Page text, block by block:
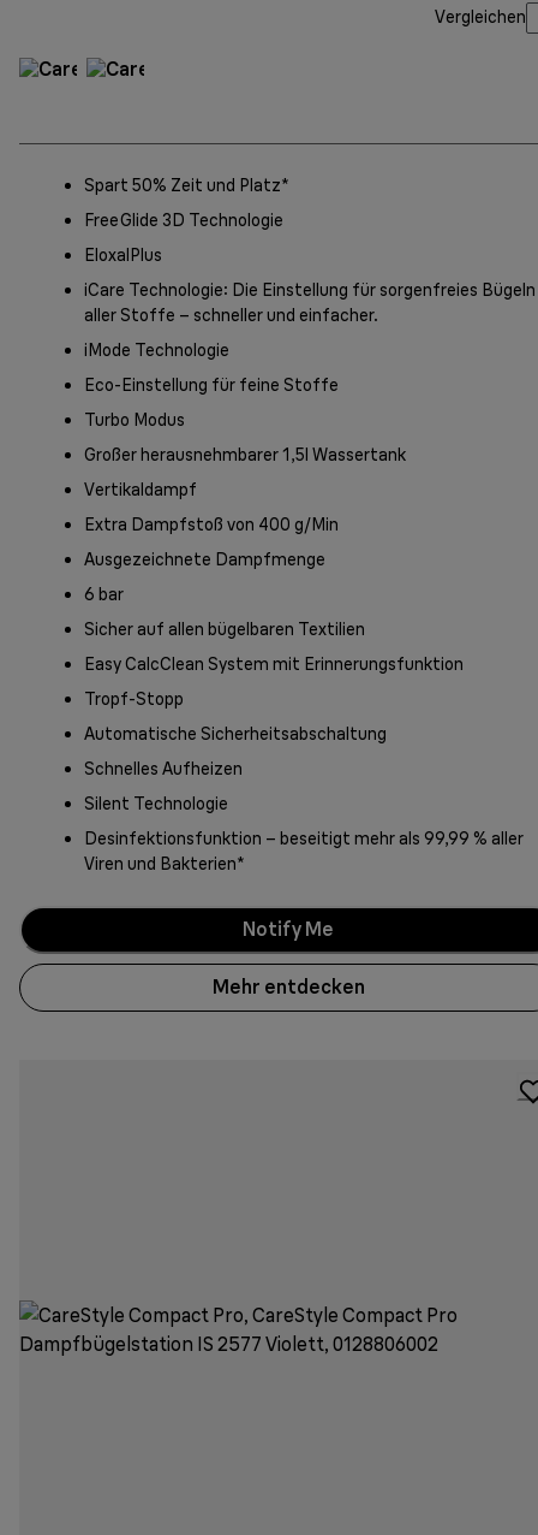
Vergleichen
Spart 50% Zeit und Platz*
FreeGlide 3D Technologie
EloxalPlus
iCare Technologie: Die Einstellung für sorgenfreies Bügeln
aller Stoffe – schneller und einfacher.
iMode Technologie
Eco-Einstellung für feine Stoffe
Turbo Modus
Großer herausnehmbarer 1,5l Wassertank
Vertikaldampf
Extra Dampfstoß von 400 g/Min
Ausgezeichnete Dampfmenge
6 bar
Sicher auf allen bügelbaren Textilien
Easy CalcClean System mit Erinnerungsfunktion
Tropf-Stopp
Automatische Sicherheitsabschaltung
Schnelles Aufheizen
Silent Technologie
Desinfektionsfunktion – beseitigt mehr als 99,99 % aller
Viren und Bakterien*
Notify Me
Mehr entdecken